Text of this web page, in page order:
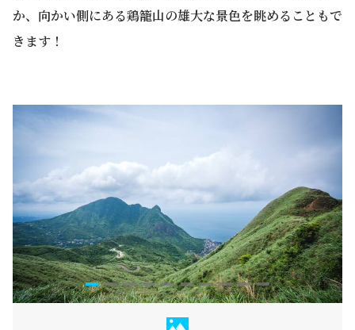
か、向かい側にある鶏籠山の雄大な景色を眺めることもで
きます！